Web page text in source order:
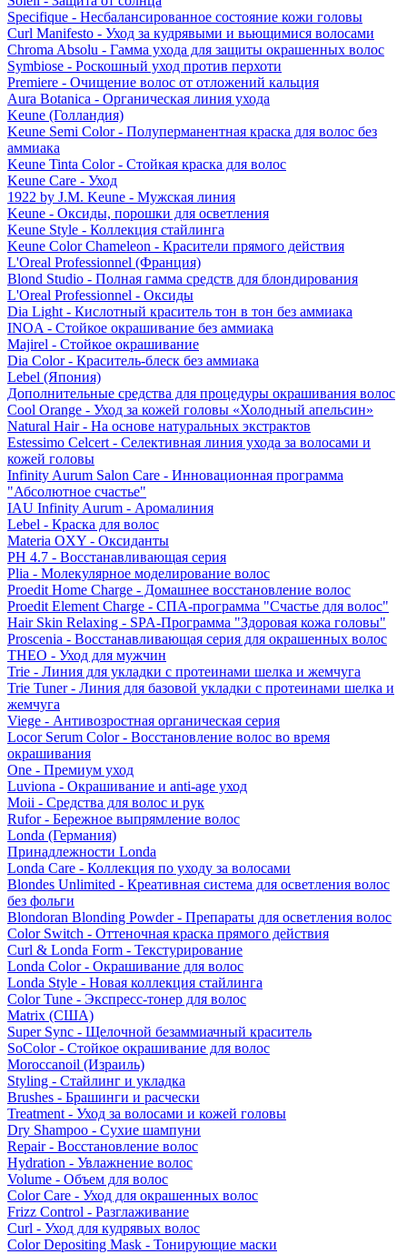
Specifique - Несбалансированное состояние кожи головы
Curl Manifesto - Уход за кудрявыми и вьющимися волосами
Chroma Absolu - Гамма ухода для защиты окрашенных волос
Symbiose - Роскошный уход против перхоти
Premiere - Очищение волос от отложений кальция
Aura Botanica - Органическая линия ухода
Keune (Голландия)
Keune Semi Color - Полуперманентная краска для волос без
аммиака
Keune Tinta Color - Стойкая краска для волос
Keune Care - Уход
1922 by J.M. Keune - Мужская линия
Keune - Оксиды, порошки для осветления
Keune Style - Коллекция стайлинга
Keune Color Chameleon - Красители прямого действия
L'Oreal Professionnel (Франция)
Blond Studio - Полная гамма средств для блондирования
L'Oreal Professionnel - Оксиды
Dia Light - Кислотный краситель тон в тон без аммиака
INOA - Стойкое окрашивание без аммиака
Majirel - Стойкое окрашивание
Dia Color - Краситель-блеск без аммиака
Lebel (Япония)
Дополнительные средства для процедуры окрашивания волос
Cool Orange - Уход за кожей головы «Холодный апельсин»
Natural Hair - На основе натуральных экстрактов
Estessimo Celcert - Селективная линия ухода за волосами и
кожей головы
Infinity Aurum Salon Care - Инновационная программа
"Абсолютное счастье"
IAU Infinity Aurum - Аромалиния
Lebel - Краска для волос
Materia OXY - Оксиданты
PH 4.7 - Восстанавливающая серия
Plia - Молекулярное моделирование волос
Proedit Home Charge - Домашнее восстановление волос
Proedit Element Charge - СПА-программа "Счастье для волос"
Hair Skin Relaxing - SPA-Программа "Здоровая кожа головы"
Proscenia - Восстанавливающая серия для окрашенных волос
THEO - Уход для мужчин
Trie - Линия для укладки с протеинами шелка и жемчуга
Trie Tuner - Линия для базовой укладки с протеинами шелка и
жемчуга
Viege - Антивозростная органическая серия
Locor Serum Color - Восстановление волос во время
окрашивания
One - Премиум уход
Luviona - Окрашивание и anti-age уход
Moii - Средства для волос и рук
Rufor - Бережное выпрямление волос
Londa (Германия)
Принадлежности Londa
Londa Care - Коллекция по уходу за волосами
Blondes Unlimited - Креативная система для осветления волос
без фольги
Blondoran Blonding Powder - Препараты для осветления волос
Color Switch - Оттеночная краска прямого действия
Curl & Londa Form - Текстурирование
Londa Color - Окрашивание для волос
Londa Style - Новая коллекция стайлинга
Color Tune - Экспресс-тонер для волос
Matrix (США)
Super Sync - Щелочной безаммиачный краситель
SoColor - Стойкое окрашивание для волос
Moroccanoil (Израиль)
Styling - Стайлинг и укладка
Brushes - Брашинги и расчески
Treatment - Уход за волосами и кожей головы
Dry Shampoo - Сухие шампуни
Repair - Восстановление волос
Hydration - Увлажнение волос
Volume - Объем для волос
Color Care - Уход для окрашенных волос
Frizz Control - Разглаживание
Curl - Уход для кудрявых волос
Color Depositing Mask - Тонирующие маски